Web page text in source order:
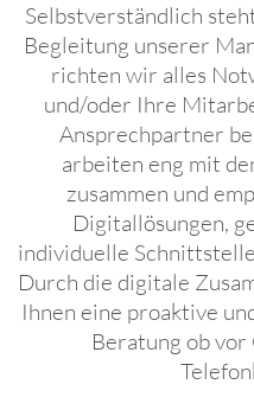
Selbstverständlich
Begleitung unserer
richten wir alles
und/oder Ihre
Ansprechpartner
arbeiten eng mit
zusammen und
Digitallösungen,
individuelle
Durch die digitale
Ihnen eine proaktive
Beratung ob